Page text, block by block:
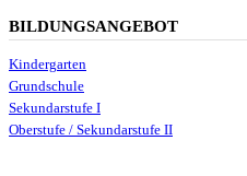
BILDUNGSANGEBOT
Kindergarten
Grundschule
Sekundarstufe I
Oberstufe / Sekundarstufe II